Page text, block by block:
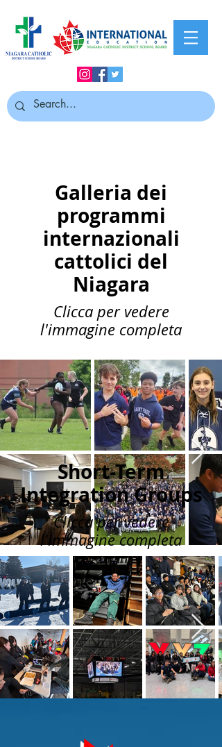
Galleria dei
programmi
internazionali
cattolici del
Niagara
Clicca per vedere
l'immagine completa
Short-Term
Integration Groups
Clicca per vedere
l'immagine completa